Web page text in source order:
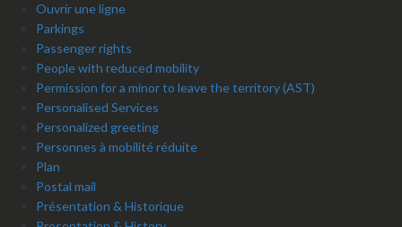
Ouvrir une ligne
Parkings
Passenger rights
People with reduced mobility
Permission for a minor to leave the territory (AST)
Personalised Services
Personalized greeting
Personnes à mobilité réduite
Plan
Postal mail
Présentation & Historique